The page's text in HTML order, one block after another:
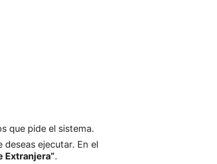
que pide el sistema.
deseas ejecutar. En el
Extranjera”.